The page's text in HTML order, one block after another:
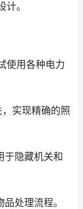
。
使用各种电力
实现精确的照
于隐藏机关和
处理流程。